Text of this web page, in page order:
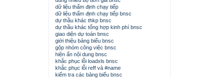
dữ liệu thẩm định chạy tiếp
dữ liệu thẩm định chạy tiếp bnsc
dự thầu khác thkp bnsc
dự thầu khác tổng hợp kinh phí bnsc
giao diện dự toán bnsc
giới thiệu bảng biểu bnsc
gộp nhóm công việc bnsc
hiện ẩn nội dung bnsc
khắc phục lỗi loadxls bnsc
khắc phục lỗi reff và #name
kiểm tra các bảng biểu bnsc